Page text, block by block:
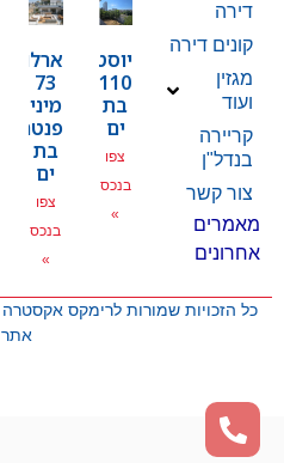
דירה
קונים דירה
מגזין
ועוד
קריירה
בנדל"ן
צור קשר
מאמרים
אחרונים
יוסטפל
110
בת
ים
צפו
בנכס
»
ארלוזרוב
73
מיני
פנטהאוז
בת
ים
צפו
בנכס
»
כל הזכויות שמורות לרימקס אקסטרה 2023 © |
אתר